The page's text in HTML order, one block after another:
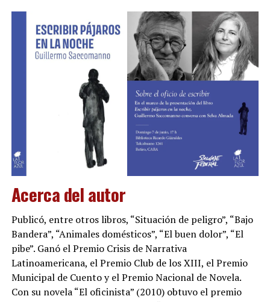
Acerca del autor
Publicó, entre otros libros, “Situación de peligro”, “Bajo
Bandera”, “Animales domésticos”, “El buen dolor”, “El
pibe”. Ganó el Premio Crisis de Narrativa
Latinoamericana, el Premio Club de los XIII, el Premio
Municipal de Cuento y el Premio Nacional de Novela.
Con su novela “El oficinista” (2010) obtuvo el premio